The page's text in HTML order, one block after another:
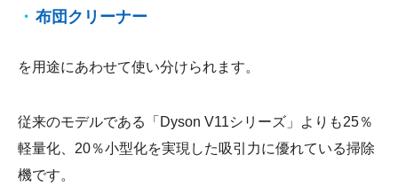
布団クリーナー
を用途にあわせて使い分けられます。
従来のモデルである「Dyson V11シリーズ」よりも25％
軽量化、20％小型化を実現した吸引力に優れている掃除
機です。